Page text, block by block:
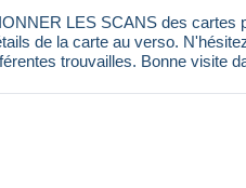
LES SCANS des
de la carte au verso.
trouvailles. Bonne visite